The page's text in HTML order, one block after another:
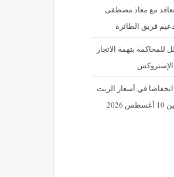
مع معاذ مصطفى
فريق الطائرة
للمحاكمة بتهمة الاتجار
انخفاضا في أسعار الزيت
2026